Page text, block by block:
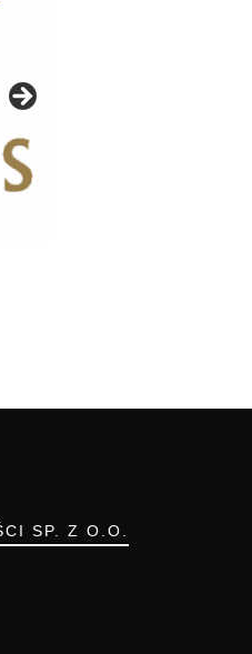
SP. Z O.O.